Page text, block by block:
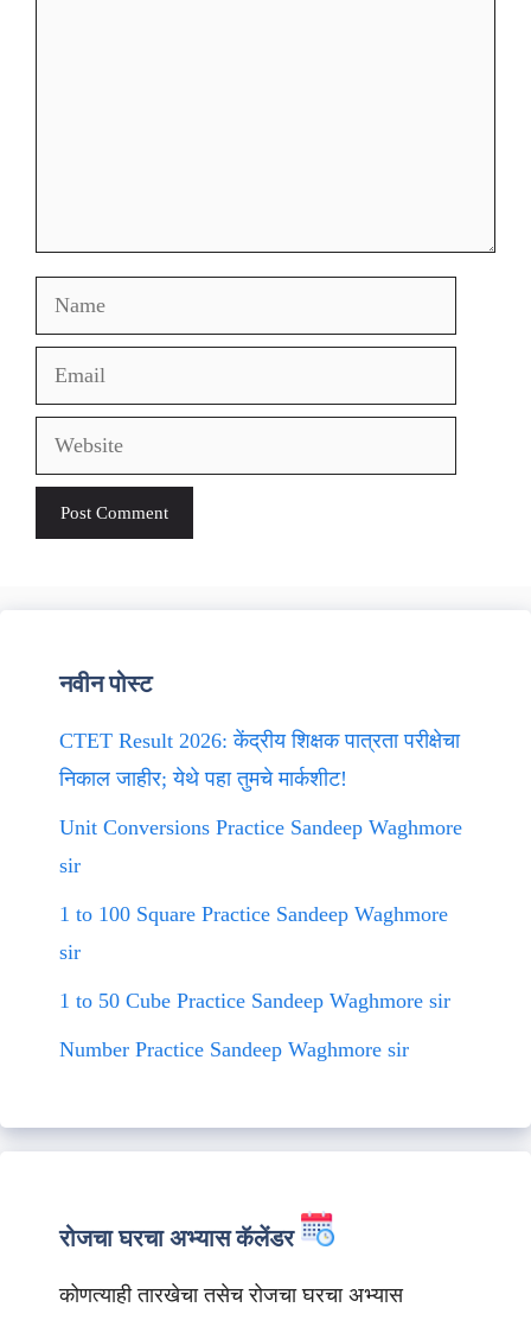
Name
Email
Website
नवीन पोस्ट
CTET Result 2026: केंद्रीय शिक्षक पात्रता परीक्षेचा
निकाल जाहीर; येथे पहा तुमचे मार्कशीट!
Unit Conversions Practice Sandeep Waghmore
sir
1 to 100 Square Practice Sandeep Waghmore
sir
1 to 50 Cube Practice Sandeep Waghmore sir
Number Practice Sandeep Waghmore sir
रोजचा घरचा अभ्यास कॅलेंडर
कोणत्याही तारखेचा तसेच रोजचा घरचा अभ्यास